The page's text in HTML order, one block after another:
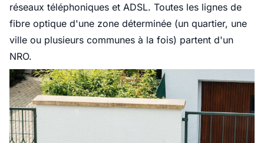
réseaux téléphoniques et ADSL. Toutes les lignes de
fibre optique d'une zone déterminée (un quartier, une
ville ou plusieurs communes à la fois) partent d'un
NRO.